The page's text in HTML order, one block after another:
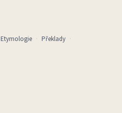
Etymologie
Překlady